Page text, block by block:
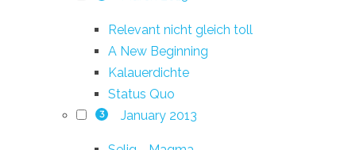
Relevant nicht gleich toll
A New Beginning
Kalauerdichte
Status Quo
3 January 2013